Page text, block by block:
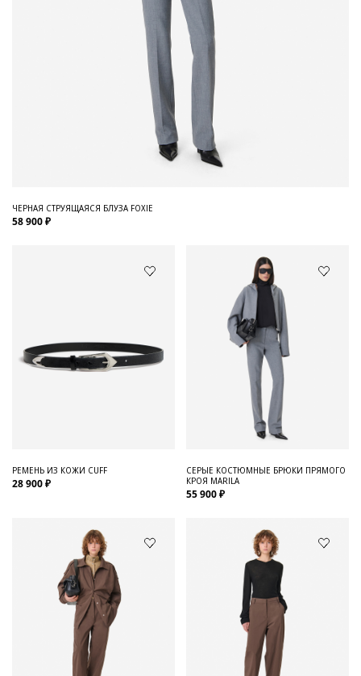
ЧЕРНАЯ СТРУЯЩАЯСЯ БЛУЗА FOXIE
58 900 ₽
РЕМЕНЬ ИЗ КОЖИ CUFF
28 900 ₽
СЕРЫЕ КОСТЮМНЫЕ БРЮКИ ПРЯМОГО
КРОЯ MARILA
55 900 ₽